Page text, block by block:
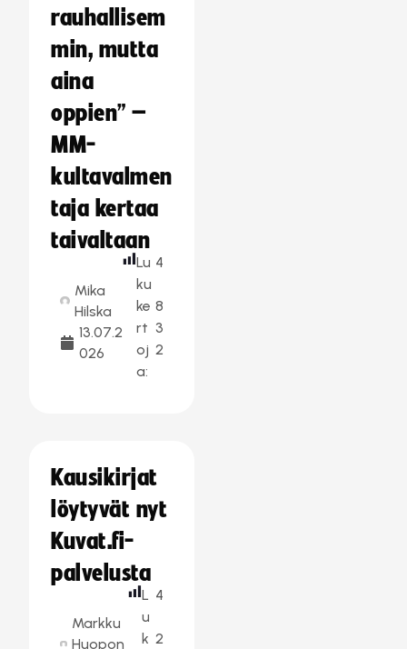
rauhallisem
min, mutta
aina
oppien” –
MM-
kultavalmen
taja kertaa
taivaltaan
Mika
Hilska
13.07.2
026
Lu
ku
ke
rt
oj
a:
4
8
3
2
Kausikirjat
löytyvät nyt
Kuvat.fi-
palvelusta
Markku
Huopon
L
u
k
4
2